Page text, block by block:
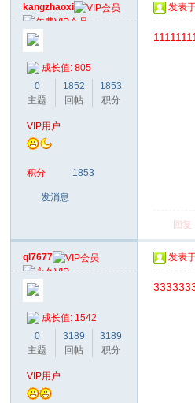
kangzhaoxi
成长值: 805
0
主题
1852
回帖
1853
积分
VIP用户
积分 1853
发消息
发表
回复
ql7677
成长值: 1542
0
主题
3189
回帖
3189
积分
VIP用户
发表